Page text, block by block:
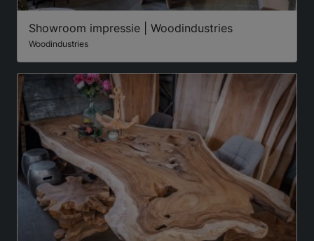
Showroom impressie | Woodindustries
Woodindustries